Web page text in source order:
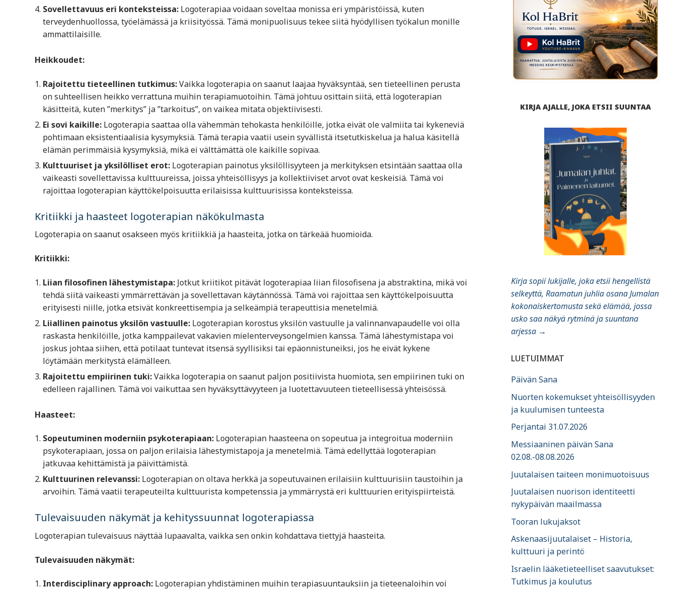
Sovellettavuus eri konteksteissa:Logoterapiaa voidaan soveltaa monissa eri ympäristöissä, kuten
terveydenhuollossa, työelämässä ja kriisityössä. Tämä monipuolisuus tekee siitä hyödyllisen työkalun monille
ammattilaisille.
Heikkoudet:
Rajoitettu tieteellinen tutkimus:Vaikka logoterapia on saanut laajaa hyväksyntää, sen tieteellinen perusta
on suhteellisen heikko verrattuna muihin terapiamuotoihin. Tämä johtuu osittain siitä, että logoterapian
käsitteitä, kuten ”merkitys” ja ”tarkoitus”, on vaikea mitata objektiivisesti.
Ei sovi kaikille:Logoterapia saattaa olla vähemmän tehokasta henkilöille, jotka eivät ole valmiita tai kykeneviä
pohtimaan eksistentiaalisia kysymyksiä. Tämä terapia vaatii usein syvällistä itsetutkiskelua ja halua käsitellä
elämän perimmäisiä kysymyksiä, mikä ei välttämättä ole kaikille sopivaa.
Kulttuuriset ja yksilölliset erot:Logoterapian painotus yksilöllisyyteen ja merkityksen etsintään saattaa olla
vaikeasti sovellettavissa kulttuureissa, joissa yhteisöllisyys ja kollektiiviset arvot ovat keskeisiä. Tämä voi
rajoittaa logoterapian käyttökelpoisuutta erilaisissa kulttuurisissa konteksteissa.
Kritiikki ja haasteet logoterapian näkökulmasta
Logoterapia on saanut osakseen myös kritiikkiä ja haasteita, jotka on tärkeää huomioida.
Kritiikki:
Liian filosofinen lähestymistapa:Jotkut kriitikot pitävät logoterapiaa liian filosofisena ja abstraktina, mikä voi
tehdä siitä vaikeasti ymmärrettävän ja sovellettavan käytännössä. Tämä voi rajoittaa sen käyttökelpoisuutta
erityisesti niille, jotka etsivät konkreettisempia ja selkeämpiä terapeuttisia menetelmiä.
Liiallinen painotus yksilön vastuulle:Logoterapian korostus yksilön vastuulle ja valinnanvapaudelle voi olla
raskasta henkilöille, jotka kamppailevat vakavien mielenterveysongelmien kanssa. Tämä lähestymistapa voi
joskus johtaa siihen, että potilaat tuntevat itsensä syyllisiksi tai epäonnistuneiksi, jos he eivät kykene
löytämään merkitystä elämälleen.
Rajoitettu empiirinen tuki:Vaikka logoterapia on saanut paljon positiivista huomiota, sen empiirinen tuki on
edelleen rajallinen. Tämä voi vaikuttaa sen hyväksyttävyyteen ja luotettavuuteen tieteellisessä yhteisössä.
Haasteet:
Sopeutuminen moderniin psykoterapiaan:Logoterapian haasteena on sopeutua ja integroitua moderniin
psykoterapiaan, jossa on paljon erilaisia lähestymistapoja ja menetelmiä. Tämä edellyttää logoterapian
jatkuvaa kehittämistä ja päivittämistä.
Kulttuurinen relevanssi:Logoterapian on oltava herkkä ja sopeutuvainen erilaisiin kulttuurisiin taustoihin ja
arvoihin. Tämä vaatii terapeuteilta kulttuurista kompetenssia ja ymmärrystä eri kulttuurien erityispiirteistä.
Tulevaisuuden näkymät ja kehityssuunnat logoterapiassa
Logoterapian tulevaisuus näyttää lupaavalta, vaikka sen onkin kohdattava tiettyjä haasteita.
Tulevaisuuden näkymät:
Interdisciplinary approach:Logoterapian yhdistäminen muihin terapiasuuntauksiin ja tieteenaloihin voi
KIRJA AJALLE, JOKA ETSII SUUNTAA
Kirja sopii lukijalle, joka etsii hengellistä
selkeyttä, Raamatun juhlia osana Jumalan
kokonaiskertomusta sekä elämää, jossa
usko saa näkyä rytminä ja suuntana
arjessa →
LUETUIMMAT
Päivän Sana
Nuorten kokemukset yhteisöllisyyden
ja kuulumisen tunteesta
Perjantai 31.07.2026
Messiaaninen päivän Sana
02.08.-08.08.2026
Juutalaisen taiteen monimuotoisuus
Juutalaisen nuorison identiteetti
nykypäivän maailmassa
Tooran lukujaksot
Askenaasijuutalaiset – Historia,
kulttuuri ja perintö
Israelin lääketieteelliset saavutukset:
Tutkimus ja koulutus